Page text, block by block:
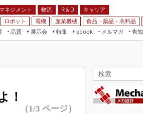
ネジメント 物流 R＆D
キャリア
ロボット 電機 産業機械 食品・薬品・衣料品
品質
展示会
特集
ebook
メルマガ
告知
！
（1/3 ページ）